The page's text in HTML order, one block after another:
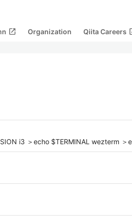
open_in_new Organization Qiita Careers
i3 ＞echo $TERMINAL wezterm